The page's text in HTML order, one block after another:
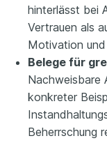
hinterlässt bei
Vertrauen als
Motivation
Belege für
Nachweisbare
konkreter
Beherrschung